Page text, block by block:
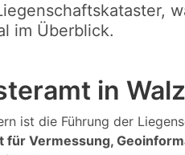
im Überblick.
in
ist die Führung der
für Vermessung,